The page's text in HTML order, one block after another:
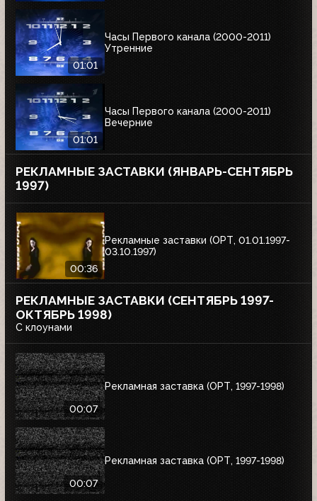
01:01
Часы Первого канала (2000-2011)
Утренние
01:01
Часы Первого канала (2000-2011)
Вечерние
РЕКЛАМНЫЕ ЗАСТАВКИ (ЯНВАРЬ-СЕНТЯБРЬ
1997)
00:36
Рекламные заставки (ОРТ, 01.01.1997-
03.10.1997)
РЕКЛАМНЫЕ ЗАСТАВКИ (СЕНТЯБРЬ 1997-
ОКТЯБРЬ 1998)
С клоунами
00:07
Рекламная заставка (ОРТ, 1997-1998)
00:07
Рекламная заставка (ОРТ, 1997-1998)